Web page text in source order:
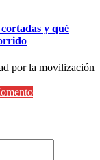
y qué
por la movilización